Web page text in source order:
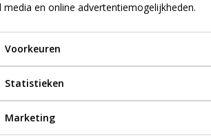
media en online advertentiemogelijkheden.
Voorkeuren
Statistieken
Marketing